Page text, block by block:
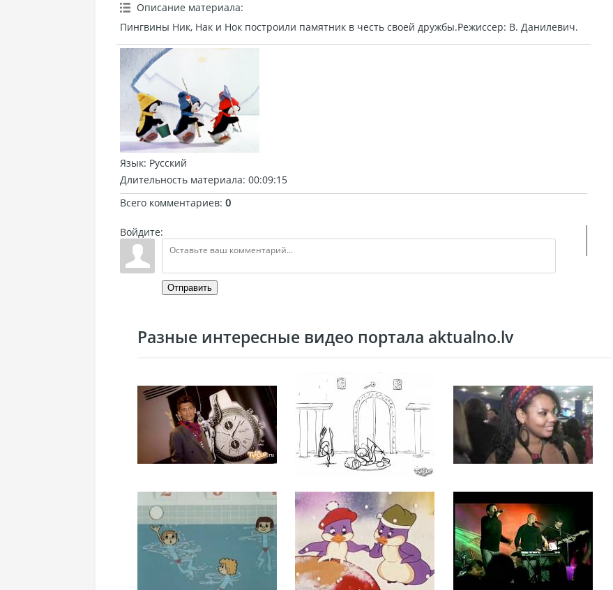
Описание материала:
Пингвины Ник, Нак и Нок построили памятник в честь своей дружбы.Режиссер: В. Данилевич.
Язык: Русский
Длительность материала: 00:09:15
Всего комментариев: 0
Войдите:
Отправить
Разные интересные видео портала aktualno.lv